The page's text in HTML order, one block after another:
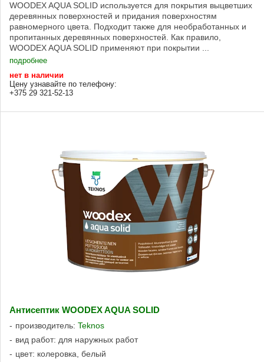
WOODEX AQUA SOLID используется для покрытия выцветших
деревянных поверхностей и придания поверхностям
равномерного цвета. Подходит также для необработанных и
пропитанных деревянных поверхностей. Как правило,
WOODEX AQUA SOLID применяют при покрытии ...
подробнее
нет в наличии
Цену узнавайте по телефону:
+375 29 321-52-13
Антисептик WOODEX AQUA SOLID
производитель: Teknos
вид работ: для наружных работ
цвет: колеровка, белый